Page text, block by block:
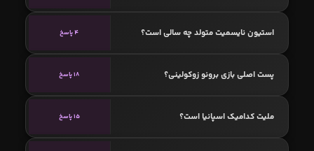
استیون نایسمیت متولد چه سالی است؟ 4 پاسخ
پست اصلی بازی برونو زوکولینی؟ 18 پاسخ
ملیت کدامیک اسپانیا است؟ 15 پاسخ